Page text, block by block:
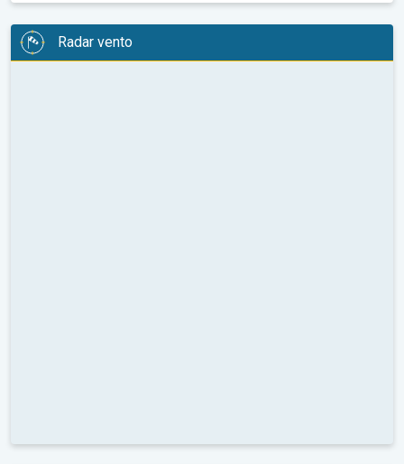
Radar vento